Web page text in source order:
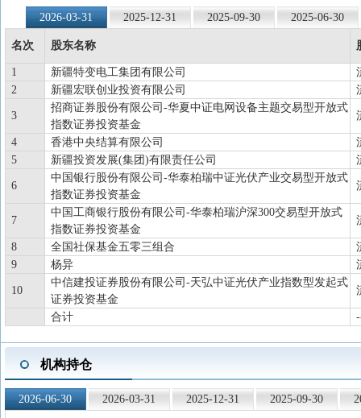
2026-03-31
2025-12-31 2025-09-30 2025-06-30
名次 股东名称
1 新疆特变电工集团有限公司
2
新疆宏联创业投资有限公司
3
招商证券股份有限公司-华夏中证电网设备主题交易型开放式
指数证券投资基金
4 香港中央结算有限公司
5
新疆投资发展(集团)有限责任公司
6
中国银行股份有限公司-华泰柏瑞中证光伏产业交易型开放式
指数证券投资基金
7
中国工商银行股份有限公司-华泰柏瑞沪深300交易型开放式
指数证券投资基金
8 全国社保基金五零三组合
9
杨异
10
中信建投证券股份有限公司-天弘中证光伏产业指数型发起式
证券投资基金
合计
机构持仓
2026-06-30 2026-03-31 2025-12-31 2025-09-30